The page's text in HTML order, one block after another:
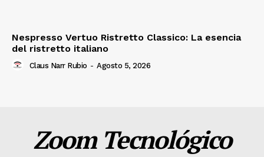
Nespresso Vertuo Ristretto Classico: La esencia
del ristretto italiano
Claus Narr Rubio - Agosto 5, 2026
Zoom Tecnológico